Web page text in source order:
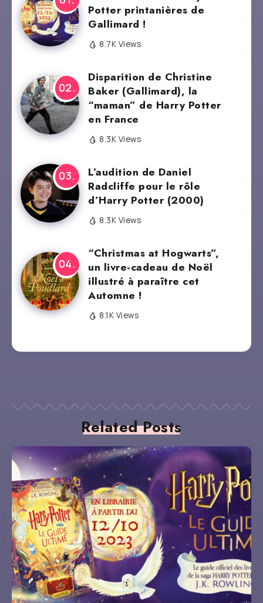
Potter printanières de
Gallimard !
8.7K Views
Disparition de Christine
Baker (Gallimard), la
“maman” de Harry Potter
en France
8.3K Views
L’audition de Daniel
Radcliffe pour le rôle
d’Harry Potter (2000)
8.3K Views
“Christmas at Hogwarts”,
un livre-cadeau de Noël
illustré à paraître cet
Automne !
8.1K Views
Related Posts